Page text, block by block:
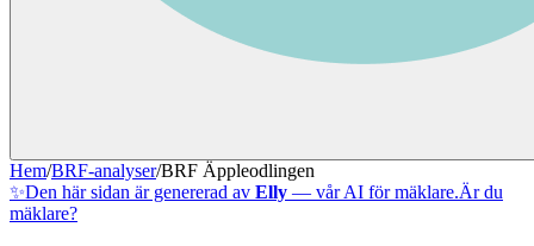
Hem/BRF-analyser/BRF Äppleodlingen
✨Den här sidan är genererad av Elly — vår AI för mäklare.Är du
mäklare?